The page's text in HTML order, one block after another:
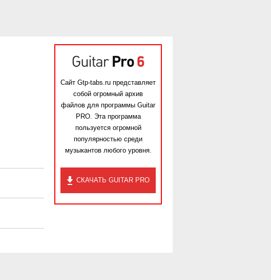
Сайт Gtp-tabs.ru представляет
собой огромный архив
файлов для программы Guitar
PRO. Эта программа
пользуется огромной
популярностью среди
музыкантов любого уровня.
СКАЧАТЬ GUITAR PRO